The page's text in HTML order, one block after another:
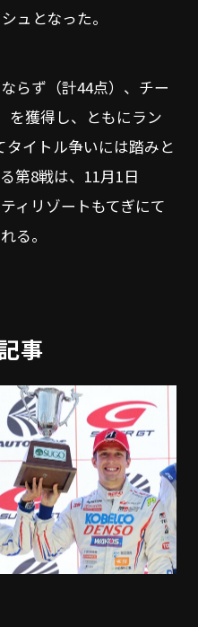
ュとなった。
らず（計44点）、チー
を獲得し、ともにラン
タイトル争いには踏みと
第8戦は、11月1日
ィリゾートもてぎにて
る。
事